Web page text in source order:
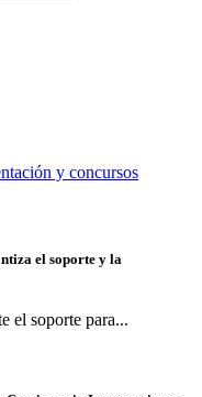
y concursos
el soporte y la
el soporte para...